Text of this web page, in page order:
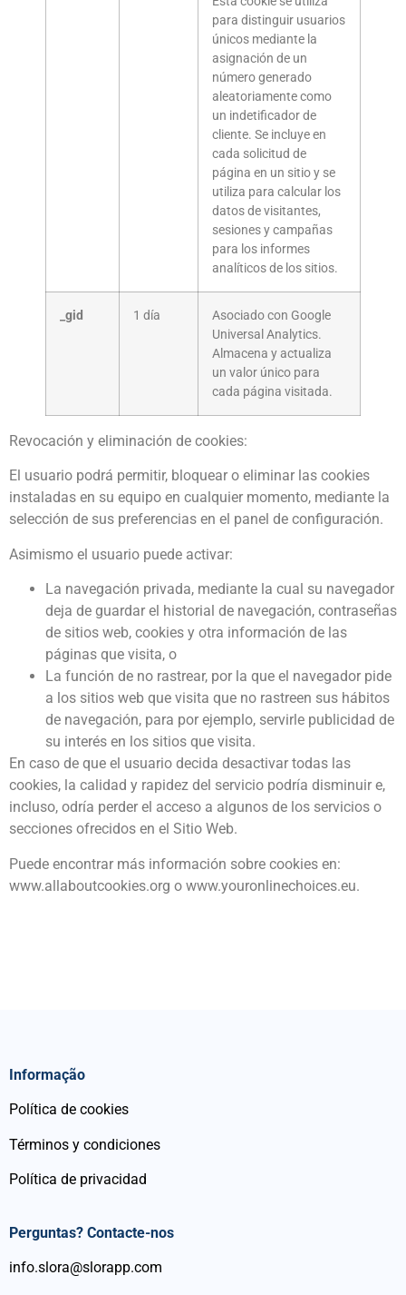
para distinguir usuarios
únicos mediante la
asignación de un
número generado
aleatoriamente como
un indetificador de
cliente. Se incluye en
cada solicitud de
página en un sitio y se
utiliza para calcular los
datos de visitantes,
sesiones y campañas
para los informes
analíticos de los sitios.
_gid 1 día
Asociado con Google
Universal Analytics.
Almacena y actualiza
un valor único para
cada página visitada.
Revocación y eliminación de cookies:
El usuario podrá permitir, bloquear o eliminar las cookies
instaladas en su equipo en cualquier momento, mediante la
selección de sus preferencias en el panel de configuración.
Asimismo el usuario puede activar:
La navegación privada, mediante la cual su navegador
deja de guardar el historial de navegación, contraseñas
de sitios web, cookies y otra información de las
páginas que visita, o
La función de no rastrear, por la que el navegador pide
a los sitios web que visita que no rastreen sus hábitos
de navegación, para por ejemplo, servirle publicidad de
su interés en los sitios que visita.
En caso de que el usuario decida desactivar todas las
cookies, la calidad y rapidez del servicio podría disminuir e,
incluso, odría perder el acceso a algunos de los servicios o
secciones ofrecidos en el Sitio Web.
Puede encontrar más información sobre cookies en:
www.allaboutcookies.org o www.youronlinechoices.eu.
Informação
Política de cookies
Términos y condiciones
Política de privacidad
Perguntas? Contacte-nos
info.slora@slorapp.com